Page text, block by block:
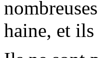
haine, et